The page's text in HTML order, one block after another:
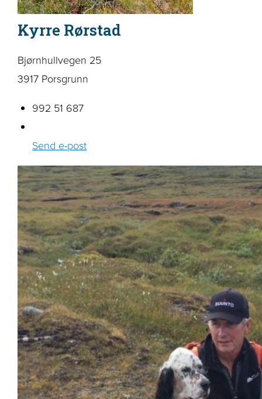
Kyrre Rørstad
Bjørnhullvegen 25
3917 Porsgrunn
992 51 687
Send e-post